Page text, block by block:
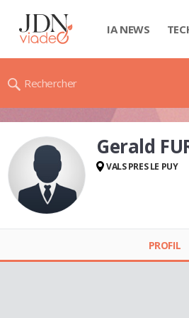
IA NEWS
Rechercher
Gerald
VALS PRES LE PUY
PROFIL